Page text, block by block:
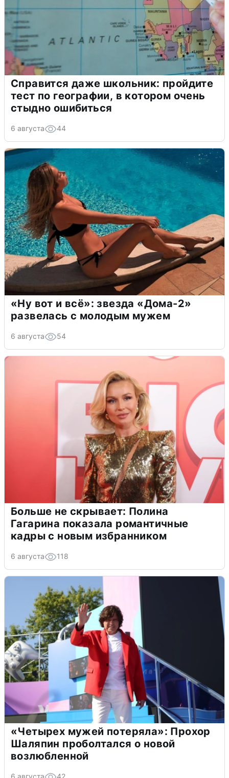
Справится даже школьник: пройдите
тест по географии, в котором очень
стыдно ошибиться
6 августа 44
«Ну вот и всё»: звезда «Дома-2»
развелась с молодым мужем
6 августа 54
Больше не скрывает: Полина
Гагарина показала романтичные
кадры с новым избранником
6 августа 118
«Четырех мужей потеряла»: Прохор
Шаляпин проболтался о новой
возлюбленной
6 августа 42